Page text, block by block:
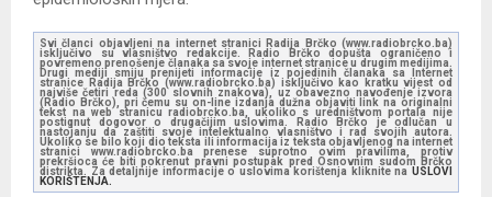
Svi članci objavljeni na internet stranici Radija Brčko (www.radiobrcko.ba)
isključivo su vlasništvo redakcije. Radio Brčko dopušta ograničeno i
povremeno prenošenje članaka sa svoje internet stranice u drugim medijima.
Drugi mediji smiju prenijeti informacije iz pojedinih članaka sa Internet
stranice Radija Brčko (www.radiobrcko.ba) isključivo kao kratku vijest od
najviše četiri reda (300 slovnih znakova), uz obavezno navođenje izvora
(Radio Brčko), pri čemu su on-line izdanja dužna objaviti link na originalni
tekst na web stranicu radiobrcko.ba, ukoliko s uredništvom portala nije
postignut dogovor o drugačijim uslovima. Radio Brčko je odlučan u
nastojanju da zaštiti svoje intelektualno vlasništvo i rad svojih autora.
Ukoliko se bilo koji dio teksta ili informacija iz teksta objavljenog na internet
stranici www.radiobrcko.ba prenese suprotno ovim pravilima, protiv
prekršioca će biti pokrenut pravni postupak pred Osnovnim sudom Brčko
distrikta. Za detaljnije informacije o uslovima korištenja kliknite na USLOVI
KORIŠTENJA.